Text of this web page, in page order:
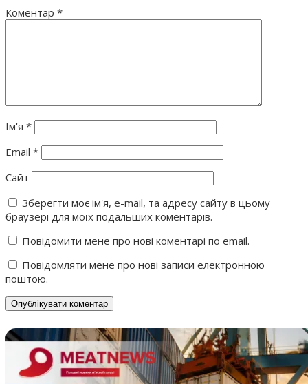
Коментар *
Ім'я *
Email *
Сайт
Зберегти моє ім'я, e-mail, та адресу сайту в цьому
браузері для моїх подальших коментарів.
Повідомити мене про нові коментарі по email.
Повідомляти мене про нові записи електронною
поштою.